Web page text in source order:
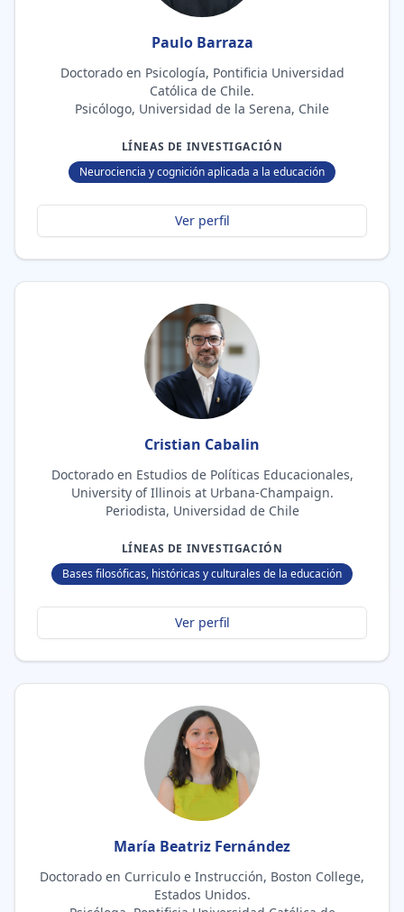
Paulo Barraza
Doctorado en Psicología, Pontificia Universidad
Católica de Chile.
Psicólogo, Universidad de la Serena, Chile
LÍNEAS DE INVESTIGACIÓN
Neurociencia y cognición aplicada a la educación
Ver perfil
Cristian Cabalin
Doctorado en Estudios de Políticas Educacionales,
University of Illinois at Urbana-Champaign.
Periodista, Universidad de Chile
LÍNEAS DE INVESTIGACIÓN
Bases filosóficas, históricas y culturales de la educación
Ver perfil
María Beatriz Fernández
Doctorado en Curriculo e Instrucción, Boston College,
Estados Unidos.